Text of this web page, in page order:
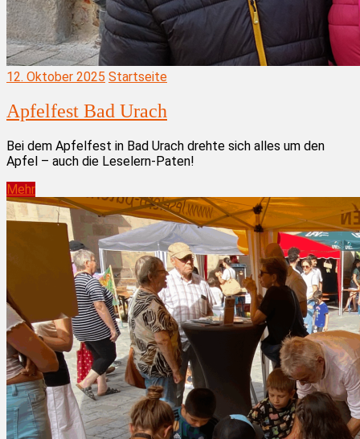
12. Oktober 2025 Startseite
Apfelfest Bad Urach
Bei dem Apfelfest in Bad Urach drehte sich alles um den
Apfel – auch die Leselern-Paten!
Mehr